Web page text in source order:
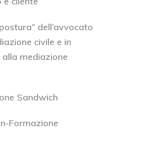
dell’avvocato
civile e in
mediazione
Sandwich
Formazione